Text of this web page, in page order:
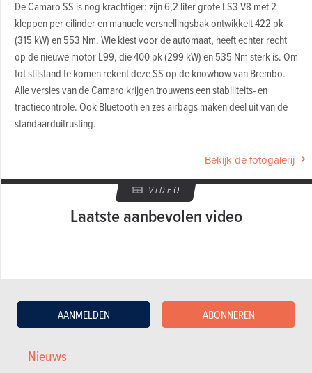
Nieuws
AANMELDEN ABONNEREN
De Camaro SS is nog krachtiger: zijn 6,2 liter grote LS3-V8 met 2
kleppen per cilinder en manuele versnellingsbak ontwikkelt 422 pk
(315 kW) en 553 Nm. Wie kiest voor de automaat, heeft echter recht
op de nieuwe motor L99, die 400 pk (299 kW) en 535 Nm sterk is. Om
tot stilstand te komen rekent deze SS op de knowhow van Brembo.
Alle versies van de Camaro krijgen trouwens een stabiliteits- en
tractiecontrole. Ook Bluetooth en zes airbags maken deel uit van de
standaarduitrusting.
Bekijk de fotogalerij
VIDEO
Laatste aanbevolen video